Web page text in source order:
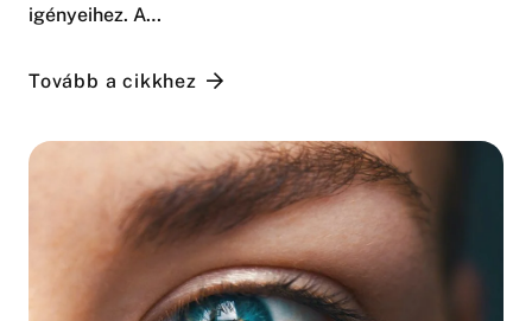
igényeihez. A…
Tovább a cikkhez